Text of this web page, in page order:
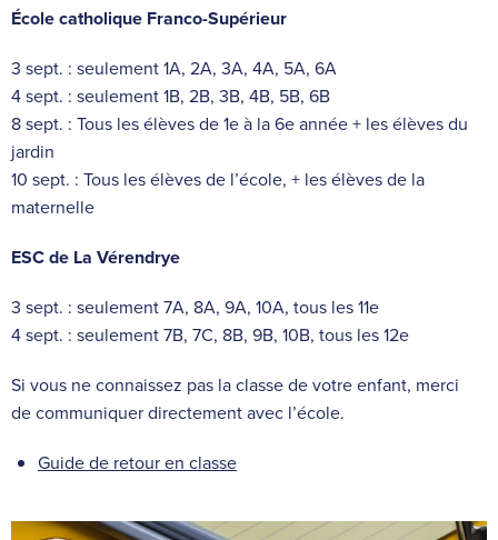
École catholique Franco-Supérieur
3 sept. : seulement 1A, 2A, 3A, 4A, 5A, 6A
4 sept. : seulement 1B, 2B, 3B, 4B, 5B, 6B
8 sept. : Tous les élèves de 1e à la 6e année + les élèves du
jardin
10 sept. : Tous les élèves de l’école, + les élèves de la
maternelle
ESC de La Vérendrye
3 sept. : seulement 7A, 8A, 9A, 10A, tous les 11e
4 sept. : seulement 7B, 7C, 8B, 9B, 10B, tous les 12e
Si vous ne connaissez pas la classe de votre enfant, merci
de communiquer directement avec l’école.
Guide de retour en classe